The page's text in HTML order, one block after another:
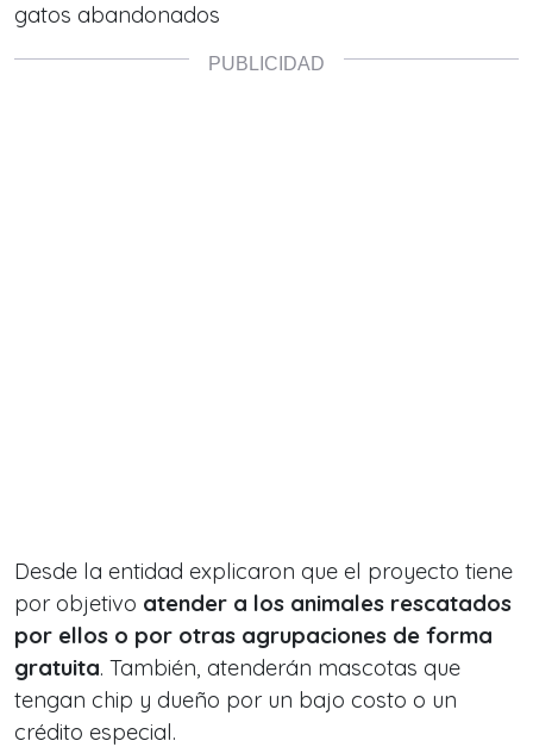
gatos abandonados
Desde la entidad explicaron que el proyecto tiene
por objetivo atender a los animales rescatados
por ellos o por otras agrupaciones de forma
gratuita. También, atenderán mascotas que
tengan chip y dueño por un bajo costo o un
crédito especial.